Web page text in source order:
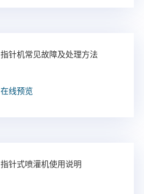
指针机常见故障及处理方法
在线预览
指针式喷灌机使用说明